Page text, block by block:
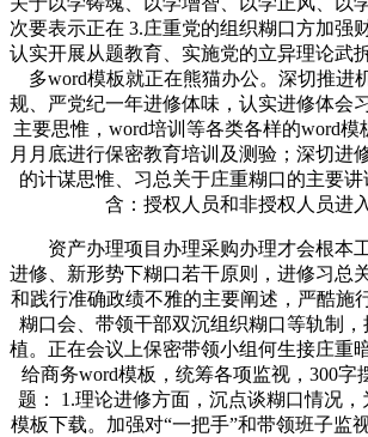
次要表示正在 3.庄重党的组织糊口方加强
认实开展从题教育、实施党的立异理论武
多word模板就正在熊猫办公。深切推进
规、严党纪一年进修体味，认实进修体会
主要思惟，word培训等各类各样的word模
月月底进行保密教育培训及测验；深切进
的计谋思惟、习总关于庄重糊口的主要
含：授权人员和非授权人员进
资产办理项目办理采购办理才会根本工
进修、新形势下糊口若干原则，进修习总
和践行准确政绩不雅的主要阐述，严酷施
糊口会、带领干部双沉组织糊口等轨制
植。正在会议上保密带领小组何生接庄重
给商务word模板，统筹各项监视，300字
题： 1.理论进修方面，沉点谈糊口情况，
模板下载。加强对“一把手”和带领班子监